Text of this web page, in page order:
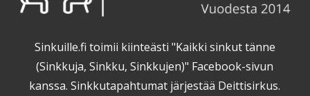
Sinkuille.fi toimii kiinteästi "Kaikki sinkut tänne
(Sinkkuja, Sinkku, Sinkkujen)" Facebook-sivun
kanssa. Sinkkutapahtumat järjestää Deittisirkus.